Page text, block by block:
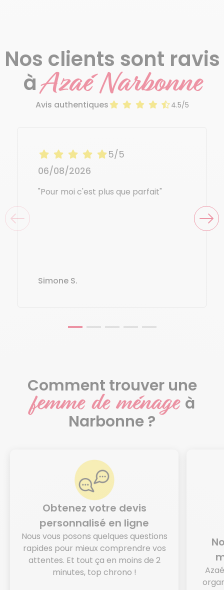
Nos clients sont ravis
àAzaé Narbonne
Avis authentiques 4.5/5
5/5
06/08/2026
"Pour moi c'est plus que parfait"
Simone S.
Comment trouver une
femme de ménage à
Narbonne ?
Obtenez votre devis
personnalisé en ligne
Nous vous posons quelques questions
rapides pour mieux comprendre vos
attentes. Et tout ça en moins de 2
minutes, top chrono !